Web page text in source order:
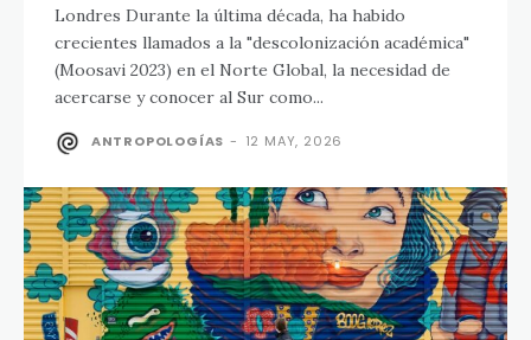
Londres Durante la última década, ha habido
crecientes llamados a la "descolonización académica"
(Moosavi 2023) en el Norte Global, la necesidad de
acercarse y conocer al Sur como...
ANTROPOLOGÍAS - 12 MAY, 2026